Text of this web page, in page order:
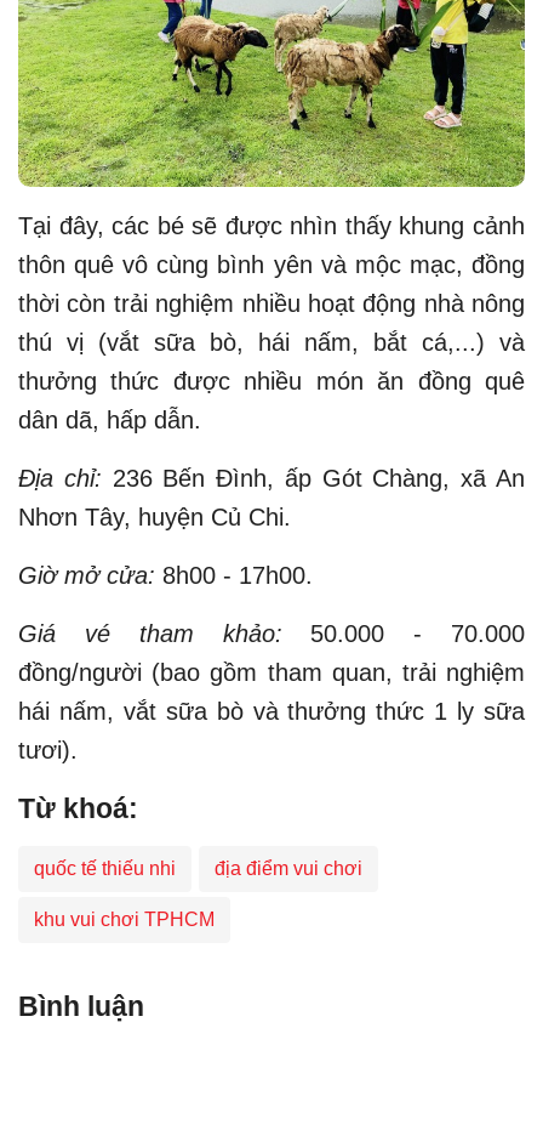
Tại đây, các bé sẽ được nhìn thấy khung cảnh
thôn quê vô cùng bình yên và mộc mạc, đồng
thời còn trải nghiệm nhiều hoạt động nhà nông
thú vị (vắt sữa bò, hái nấm, bắt cá,...) và
thưởng thức được nhiều món ăn đồng quê
dân dã, hấp dẫn.
Địa chỉ: 236 Bến Đình, ấp Gót Chàng, xã An
Nhơn Tây, huyện Củ Chi.
Giờ mở cửa: 8h00 - 17h00.
Giá vé tham khảo: 50.000 - 70.000
đồng/người (bao gồm tham quan, trải nghiệm
hái nấm, vắt sữa bò và thưởng thức 1 ly sữa
tươi).
Từ khoá:
quốc tế thiếu nhi địa điểm vui chơi
khu vui chơi TPHCM
Bình luận